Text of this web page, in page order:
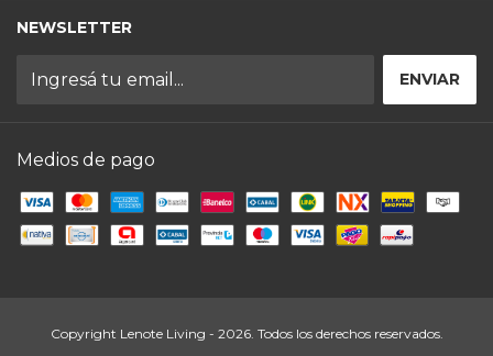
NEWSLETTER
Medios de pago
Copyright Lenote Living - 2026. Todos los derechos reservados.